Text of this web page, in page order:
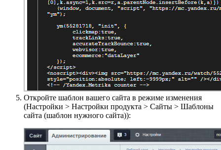
Откройте шаблон вашего сайта в режиме изменения
(Настройки > Настройки продукта > Сайты > Шаблоны
сайта (шаблон нужного сайта)):